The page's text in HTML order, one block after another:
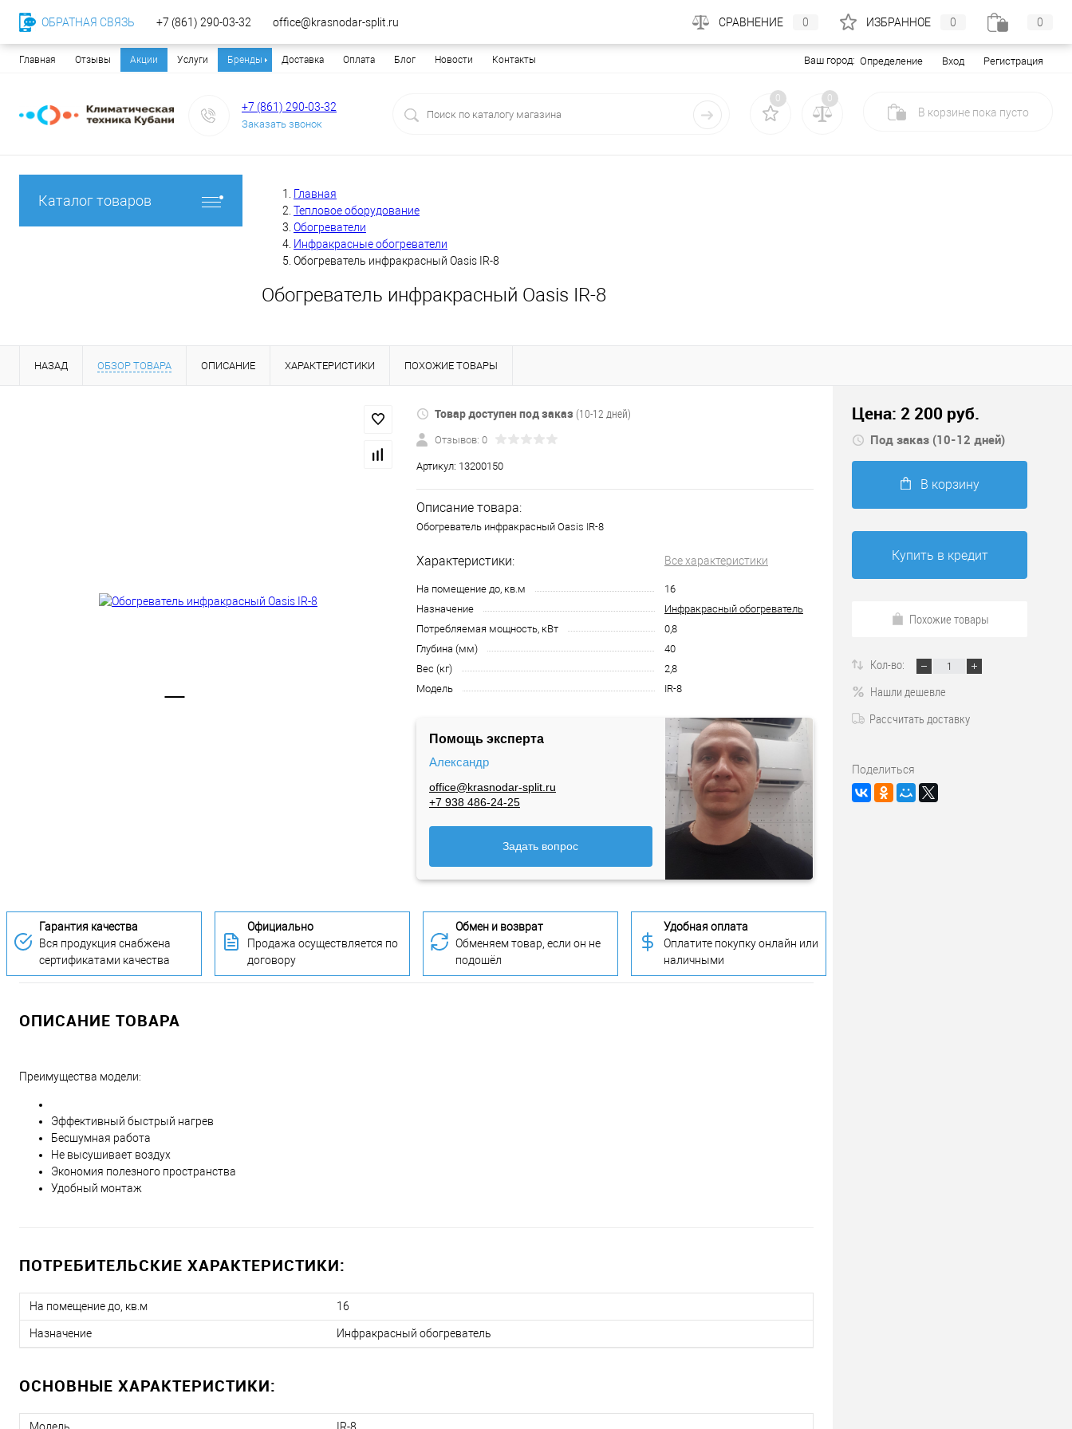
Главная Отзывы Акции Услуги Бренды Доставка Оплата Блог Новости Контакты Ваш город: Определение Вход Регистрация
+7 (861) 290-03-32
Заказать звонок
0 0
В корзине пока пусто
Каталог товаров
Главная
Тепловое оборудование
Обогреватели
Инфракрасные обогреватели
Обогреватель инфракрасный Oasis IR-8
Обогреватель инфракрасный Oasis IR-8
НАЗАД ОБЗОР ТОВАРА ОПИСАНИЕ ХАРАКТЕРИСТИКИ ПОХОЖИЕ ТОВАРЫ
Товар доступен под заказ (10-12 дней)
Отзывов: 0
Артикул: 13200150
Описание товара:
Обогреватель инфракрасный Oasis IR-8
Характеристики: Все характеристики
На помещение до, кв.м
16
Назначение
Инфракрасный обогреватель
Потребляемая мощность, кВт
0,8
Глубина (мм)
40
Вес (кг)
2,8
Модель
IR-8
Помощь эксперта
Александр
office@krasnodar-split.ru
+7 938 486-24-25
Задать вопрос
Гарантия качества
Вся продукция снабжена
сертификатами качества
Официально
Продажа осуществляется по
договору
Обмен и возврат
Обменяем товар, если он не
подошёл
Удобная оплата
Оплатите покупку онлайн или
наличными
ОПИСАНИЕ ТОВАРА
Преимущества модели:
Эффективный быстрый нагрев
Бесшумная работа
Не высушивает воздух
Экономия полезного пространства
Удобный монтаж
ПОТРЕБИТЕЛЬСКИЕ ХАРАКТЕРИСТИКИ:
На помещение до, кв.м 16
Назначение Инфракрасный обогреватель
ОСНОВНЫЕ ХАРАКТЕРИСТИКИ:
Цена: 2 200 руб.
Под заказ (10-12 дней)
В корзину
Купить в кредит
Похожие товары
Кол-во:
Нашли дешевле
Рассчитать доставку
Поделиться
ОБРАТНАЯ СВЯЗЬ +7 (861) 290-03-32 office@krasnodar-split.ru СРАВНЕНИЕ 0 ИЗБРАННОЕ 0 0